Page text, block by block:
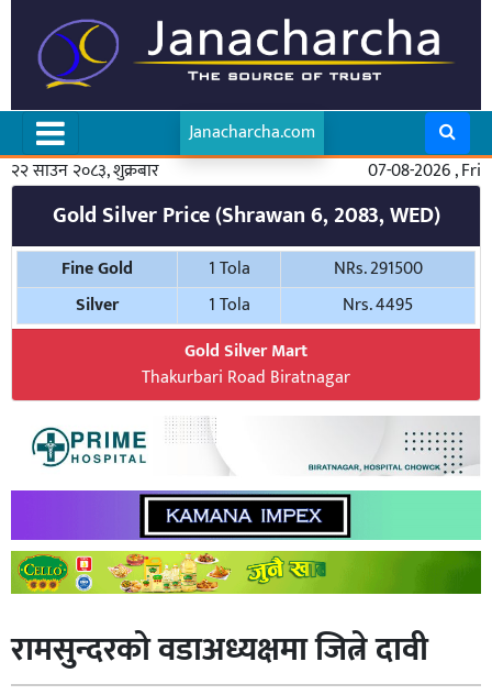
Janacharcha.com
२२ साउन २०८३, शुक्रबार
07-08-2026 , Fri
Gold Silver Price (Shrawan 6, 2083, WED)
Fine Gold 1 Tola
NRs. 291500
Silver
1 Tola
Nrs. 4495
Gold Silver Mart
Thakurbari Road Biratnagar
रामसुन्दरको वडाअध्यक्षमा जित्ने दावी